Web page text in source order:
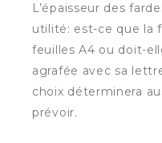
L’épaisseur des
utilité: est-ce que la
feuilles A4 ou doit-
agrafée avec sa
choix déterminera
prévoir.